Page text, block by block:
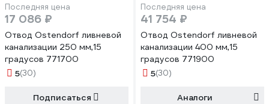
Последняя цена
17 086 ₽
Отвод Ostendorf ливневой
канализации 250 мм,15
градусов 771700
5(30)
Подписаться
Последняя цена
41 754 ₽
Отвод Ostendorf ливневой
канализации 400 мм,15
градусов 771900
5(30)
Аналоги